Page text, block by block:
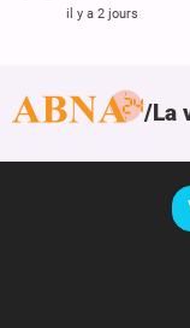
il y a 2 jours
La